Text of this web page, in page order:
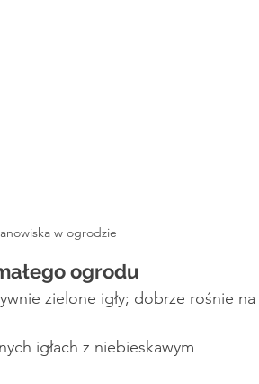
w ogrodzie
ogrodu
zielone igły; dobrze rośnie na
igłach z niebieskawym